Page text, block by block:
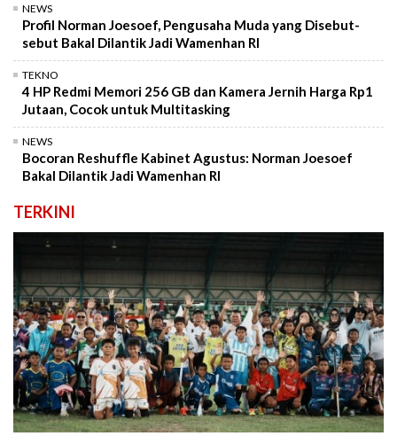
NEWS
Profil Norman Joesoef, Pengusaha Muda yang Disebut-
sebut Bakal Dilantik Jadi Wamenhan RI
TEKNO
4 HP Redmi Memori 256 GB dan Kamera Jernih Harga Rp1
Jutaan, Cocok untuk Multitasking
NEWS
Bocoran Reshuffle Kabinet Agustus: Norman Joesoef
Bakal Dilantik Jadi Wamenhan RI
TERKINI